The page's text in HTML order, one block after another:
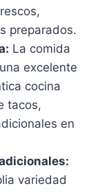
preparados.
La comida
excelente
cocina
tacos,
en
variedad